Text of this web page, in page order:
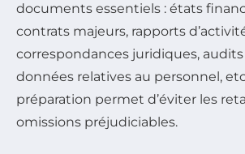
documents essentiels : états
contrats majeurs, rapports
correspondances juridiques,
données relatives au personnel,
préparation permet d’éviter les
omissions préjudiciables.